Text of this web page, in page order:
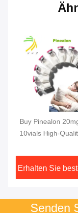
Buy Pinealon
10vials High-
Erhalten Sie
Senden